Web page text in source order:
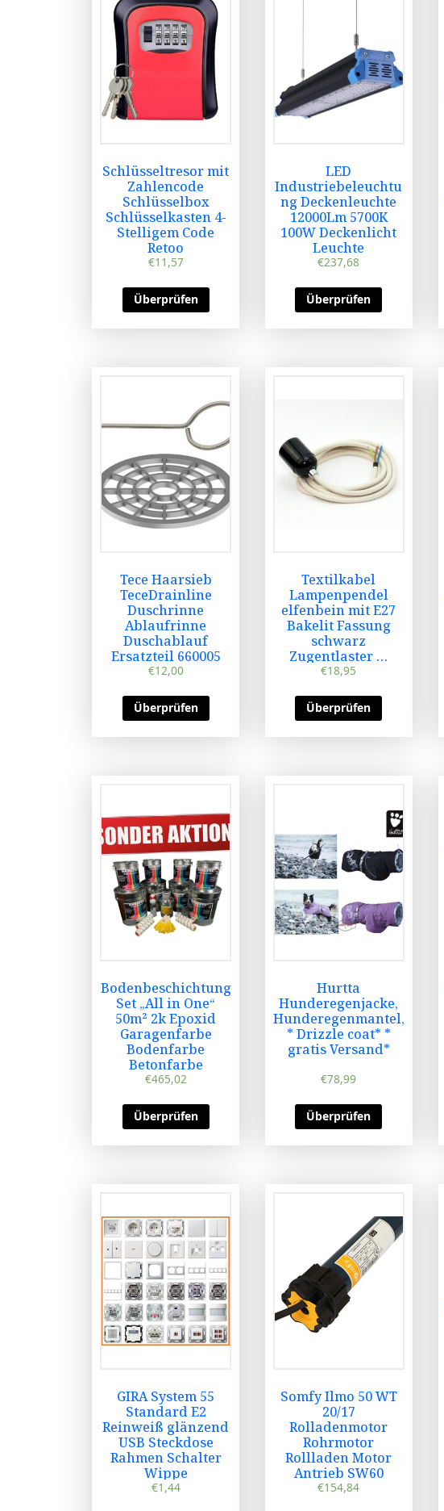
Schlüsseltresor mit
Zahlencode
Schlüsselbox
Schlüsselkasten 4-
Stelligem Code
Retoo
€11,57
Überprüfen
LED
Industriebeleuchtu
ng Deckenleuchte
12000Lm 5700K
100W Deckenlicht
Leuchte
€237,68
Überprüfen
Tece Haarsieb
TeceDrainline
Duschrinne
Ablaufrinne
Duschablauf
Ersatzteil 660005
€12,00
Überprüfen
Textilkabel
Lampenpendel
elfenbein mit E27
Bakelit Fassung
schwarz
Zugentlaster …
€18,95
Überprüfen
Bodenbeschichtung
Set „All in One“
50m² 2k Epoxid
Garagenfarbe
Bodenfarbe
Betonfarbe
€465,02
Überprüfen
Hurtta
Hunderegenjacke,
Hunderegenmantel,
* Drizzle coat* *
gratis Versand*
€78,99
Überprüfen
GIRA System 55
Standard E2
Reinweiß glänzend
USB Steckdose
Rahmen Schalter
Wippe
€1,44
Somfy Ilmo 50 WT
20/17
Rolladenmotor
Rohrmotor
Rollladen Motor
Antrieb SW60
€154,84